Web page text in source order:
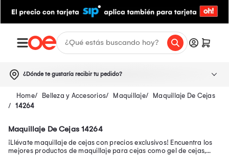
¿Dónde te gustaría recibir tu pedido?
Belleza y Accesorios Maquillaje
Maquillaje De Cejas
14264
Maquillaje De Cejas 14264
¡Llévate maquillaje de cejas con precios exclusivos! Encuentra los
mejores productos de maquillaje para cejas como gel de cejas,